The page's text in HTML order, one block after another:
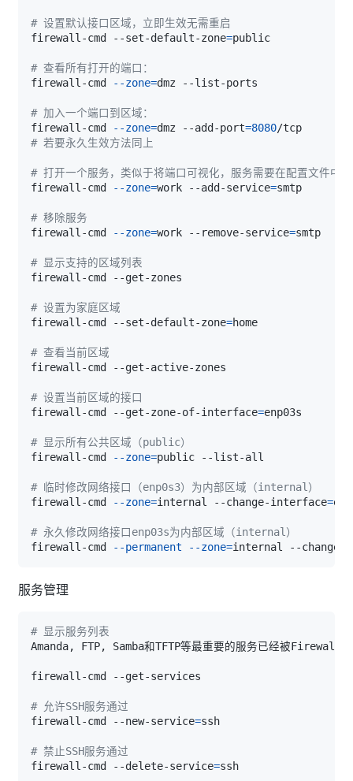
# 设置默认接口区域，立即生效无需重启
firewall-cmd --set-default-zone=
# 查看所有打开的端口：
firewall-cmd
--zone=
# 加入一个端口到区域：
firewall-cmd
--zone=dmz --add-port=8080
# 若要永久生效方法同上
# 打开一个服务，类似于将端口可视化，服务需要在配置文
firewall-cmd
--zone=work --add-service=
# 移除服务
firewall-cmd
--zone=work --remove-service=
# 显示支持的区域列表
# 设置为家庭区域
firewall-cmd --set-default-zone=
# 查看当前区域
# 设置当前区域的接口
firewall-cmd --get-zone-of-interface=
# 显示所有公共区域（public）
firewall-cmd
--zone=
# 临时修改网络接口（enp0s3）为内部区域（internal）
firewall-cmd
--zone=internal --change-interface=
# 永久修改网络接口enp03s为内部区域（internal）
firewall-cmd
--permanent --zone=internal --change-
服务管理
# 显示服务列表
# 允许SSH服务通过
firewall-cmd --new-service=
# 禁止SSH服务通过
firewall-cmd --delete-service=